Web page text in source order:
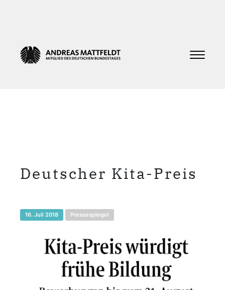
Deutscher Kita-Preis
16. Juli 2018 Pressespiegel